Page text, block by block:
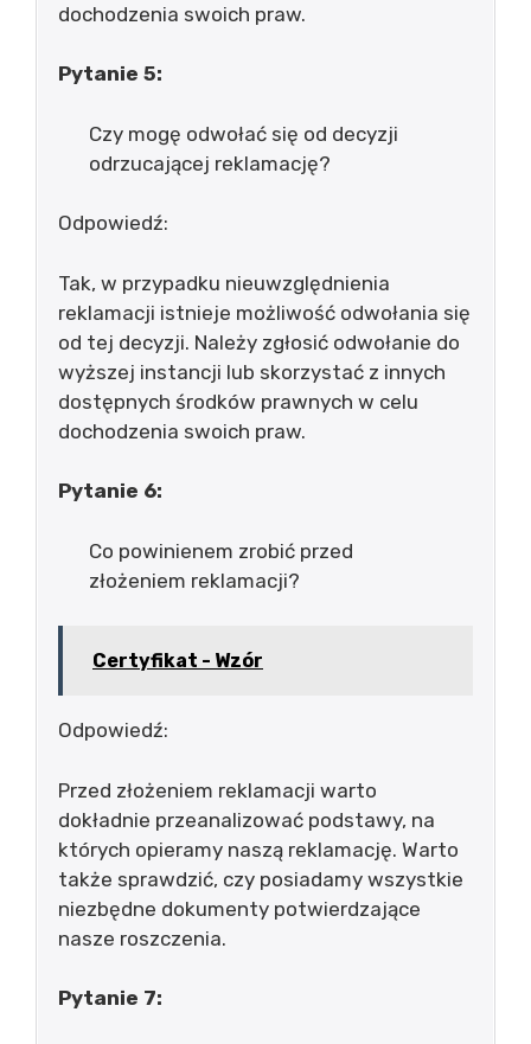
dochodzenia swoich praw.
Pytanie 5:
Czy mogę odwołać się od decyzji
odrzucającej reklamację?
Odpowiedź:
Tak, w przypadku nieuwzględnienia
reklamacji istnieje możliwość odwołania się
od tej decyzji. Należy zgłosić odwołanie do
wyższej instancji lub skorzystać z innych
dostępnych środków prawnych w celu
dochodzenia swoich praw.
Pytanie 6:
Co powinienem zrobić przed
złożeniem reklamacji?
Certyfikat - Wzór
Odpowiedź:
Przed złożeniem reklamacji warto
dokładnie przeanalizować podstawy, na
których opieramy naszą reklamację. Warto
także sprawdzić, czy posiadamy wszystkie
niezbędne dokumenty potwierdzające
nasze roszczenia.
Pytanie 7: